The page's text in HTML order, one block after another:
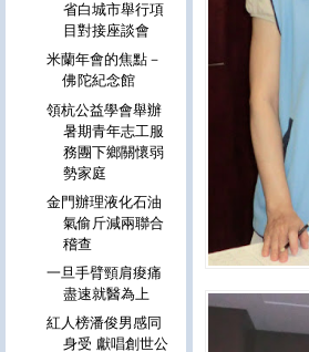
省白城市舉行項
目對接座談會
米蘭年會的焦點－
佛陀紀念館
領杭公益學會舉辦
暑期青年志工服
務團下鄉關懷弱
勢家庭
金門辦理液化石油
氣偷斤減兩聯合
稽查
一旦手臂頸肩痠痛
盡速就醫為上
紅人榜潘俊男感同
身受 獻唱創世公